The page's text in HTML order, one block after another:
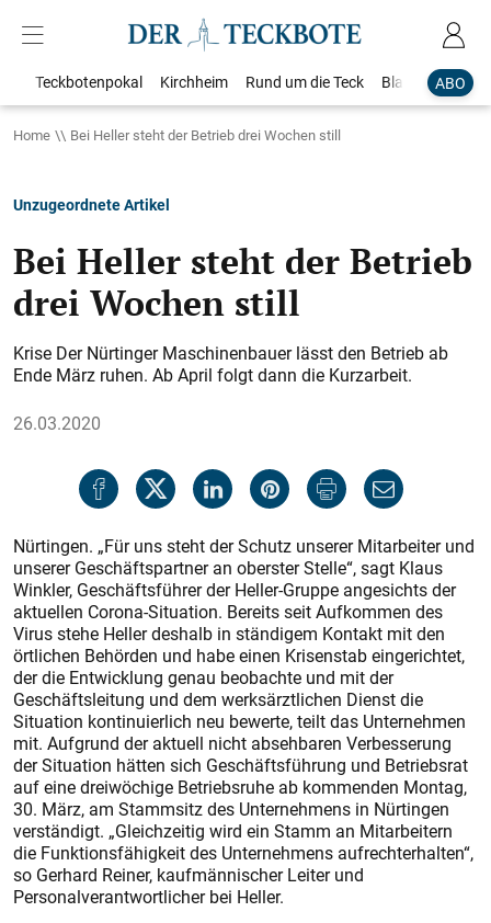
ABO
Teckbotenpokal Kirchheim Rund um die Teck Blaulicht
Home Bei Heller steht der Betrieb drei Wochen still
Unzugeordnete Artikel
Bei Heller steht der Betrieb
drei Wochen still
Krise Der Nürtinger Maschinenbauer lässt den Betrieb ab
Ende März ruhen. Ab April folgt dann die Kurzarbeit.
26.03.2020
Nürtingen. „Für uns steht der Schutz unserer Mitarbeiter und
unserer Geschäftspartner an oberster Stelle“, sagt Klaus
Winkler, Geschäftsführer der Heller-Gruppe angesichts der
aktuellen Corona-Situation. Bereits seit Aufkommen des
Virus stehe Heller deshalb in ständigem Kontakt mit den
örtlichen Behörden und habe einen Krisenstab eingerichtet,
der die Entwicklung genau beobachte und mit der
Geschäftsleitung und dem werksärztlichen Dienst die
Situation kontinuierlich neu bewerte, teilt das Unternehmen
mit. Aufgrund der aktuell nicht absehbaren Verbesserung
der Situation hätten sich Geschäftsführung und Betriebsrat
auf eine dreiwöchige Betriebsruhe ab kommenden Montag,
30. März, am Stammsitz des Unternehmens in Nürtingen
verständigt. „Gleichzeitig wird ein Stamm an Mitarbeitern
die Funktionsfähigkeit des Unternehmens aufrechterhalten“,
so Gerhard Reiner, kaufmännischer Leiter und
Personalverantwortlicher bei Heller.